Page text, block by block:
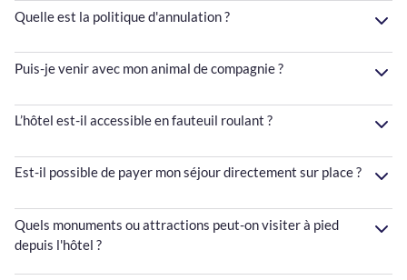
Quelle est la politique d'annulation ?
Puis-je venir avec mon animal de compagnie ?
L’hôtel est-il accessible en fauteuil roulant ?
Est-il possible de payer mon séjour directement sur place ?
Quels monuments ou attractions peut-on visiter à pied
depuis l'hôtel ?